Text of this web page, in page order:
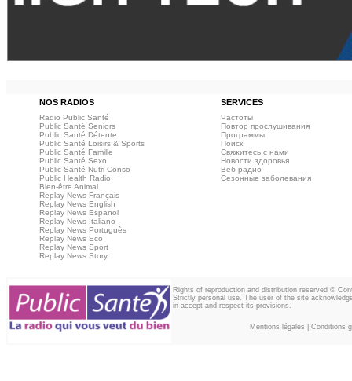
NOS RADIOS SERVICES
Radio Public Santé
Public Santé Seniors
Public Santé Détente
Public Santé Loisirs & Sports
Public Santé Famille
Public Santé Sexo
Public Santé Nutri-Conso
Public Health Radio
Bien-être Animal
Replay News Français
Replay News English
Replay News Espanol
Replay News Italiano
Replay News Portuguès
Replay News Eco
Replay News Sport
Replay News Story
Частоты
Повтор прослушивания
Программы
Поиск
Свяжитесь с нами
Новости здоровья
Веб‑радио
Сезонные заболевания
Rights of reproduction and distribution reserved ©
Strictly personal use. The user of the site
in accept and respect its provisions.
Mentions légales Conditions